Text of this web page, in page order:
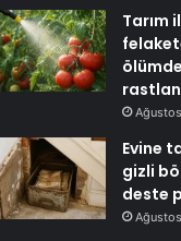
Tarım
Evine
gizli
deste